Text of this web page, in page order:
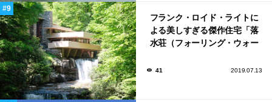
フランク・ロイド・ライトに
よる美しすぎる傑作住宅「落
水荘（フォーリング・ウォー
41 2019.07.13